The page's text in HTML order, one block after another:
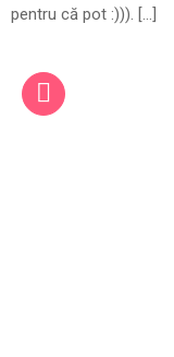
pentru că pot :))). […]